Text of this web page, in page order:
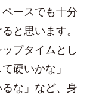
ースでも十分
と思います。
プタイムとし
硬いかな」
るな」など、身